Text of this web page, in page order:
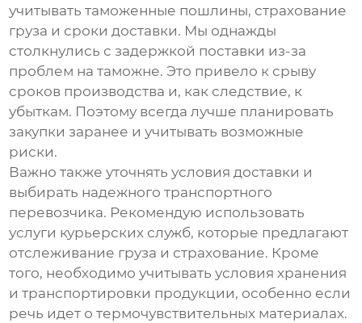
учитывать таможенные пошлины, страхование
груза и сроки доставки. Мы однажды
столкнулись с задержкой поставки из-за
проблем на таможне. Это привело к срыву
сроков производства и, как следствие, к
убыткам. Поэтому всегда лучше планировать
закупки заранее и учитывать возможные
риски.
Важно также уточнять условия доставки и
выбирать надежного транспортного
перевозчика. Рекомендую использовать
услуги курьерских служб, которые предлагают
отслеживание груза и страхование. Кроме
того, необходимо учитывать условия хранения
и транспортировки продукции, особенно если
речь идет о термочувствительных материалах.